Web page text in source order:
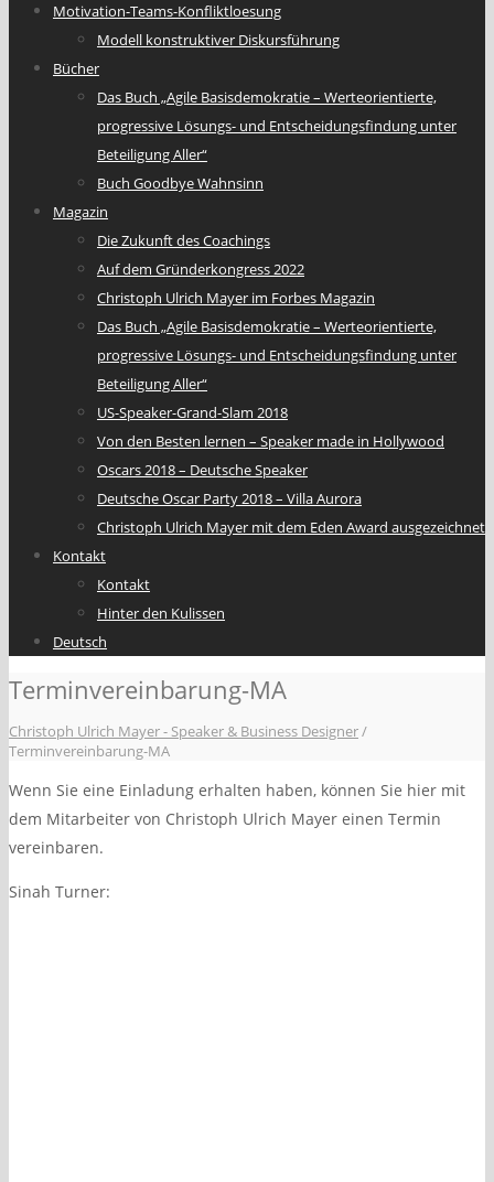
Motivation-Teams-Konfliktloesung
Modell konstruktiver Diskursführung
Bücher
Das Buch „Agile Basisdemokratie – Werteorientierte,
progressive Lösungs- und Entscheidungsfindung unter
Beteiligung Aller“
Buch Goodbye Wahnsinn
Magazin
Die Zukunft des Coachings
Auf dem Gründerkongress 2022
Christoph Ulrich Mayer im Forbes Magazin
Das Buch „Agile Basisdemokratie – Werteorientierte,
progressive Lösungs- und Entscheidungsfindung unter
Beteiligung Aller“
US-Speaker-Grand-Slam 2018
Von den Besten lernen – Speaker made in Hollywood
Oscars 2018 – Deutsche Speaker
Deutsche Oscar Party 2018 – Villa Aurora
Christoph Ulrich Mayer mit dem Eden Award ausgezeichnet
Kontakt
Kontakt
Hinter den Kulissen
Deutsch
Terminvereinbarung-MA
Christoph Ulrich Mayer - Speaker & Business Designer/
Terminvereinbarung-MA
Wenn Sie eine Einladung erhalten haben, können Sie hier mit
dem Mitarbeiter von Christoph Ulrich Mayer einen Termin
vereinbaren.
Sinah Turner: